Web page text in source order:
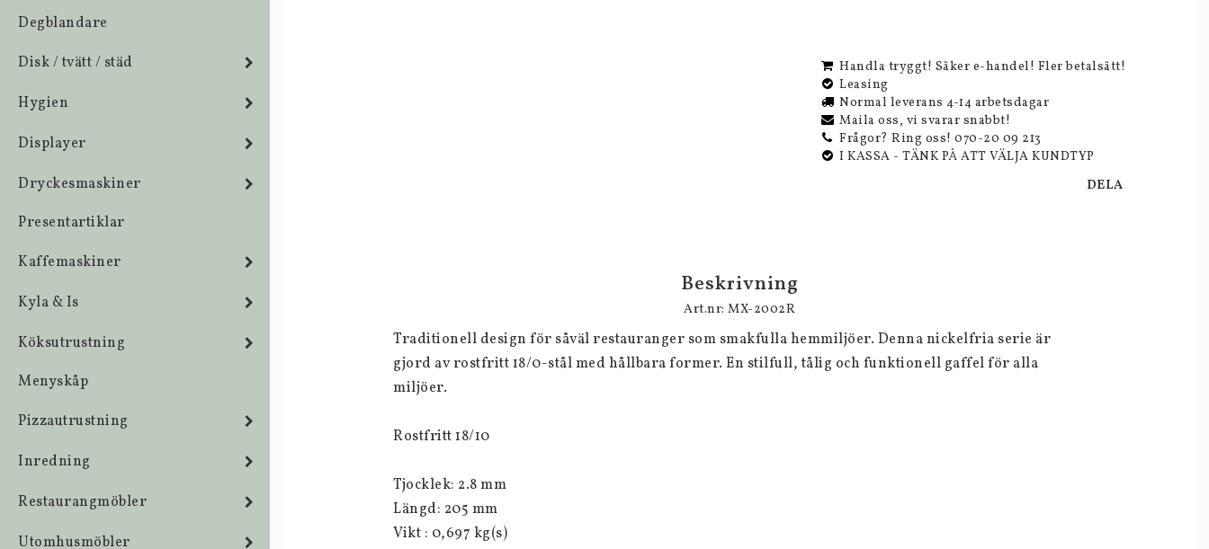
Degblandare
Disk / tvätt / städ
Hygien
Displayer
Dryckesmaskiner
Presentartiklar
Kaffemaskiner
Kyla & Is
Köksutrustning
Menyskåp
Pizzautrustning
Inredning
Restaurangmöbler
Utomhusmöbler
Handla tryggt! Säker e-handel! Fler betalsätt!
Leasing
Normal leverans 4-14 arbetsdagar
Maila oss, vi svarar snabbt!
Frågor? Ring oss! 070-20 09 213
I KASSA - TÄNK PÅ ATT VÄLJA KUNDTYP
DELA
Beskrivning
Art.nr: MX-2002R
Traditionell design för såväl restauranger som smakfulla hemmiljöer. Denna nickelfria serie är
gjord av rostfritt 18/0-stål med hållbara former. En stilfull, tålig och funktionell gaffel för alla
miljöer.
Rostfritt 18/10
Tjocklek: 2.8 mm
Längd: 205 mm
Vikt : 0,697 kg(s)